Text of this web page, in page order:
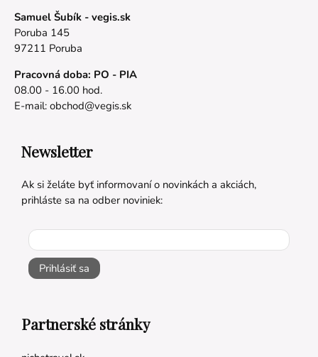
Samuel Šubík - vegis.sk
Poruba 145
97211 Poruba
Pracovná doba: PO - PIA
08.00 - 16.00 hod.
E-mail: obchod@vegis.sk
Newsletter
Ak si želáte byť informovaní o novinkách a akciách,
prihláste sa na odber noviniek:
Prihlásiť sa
Partnerské stránky